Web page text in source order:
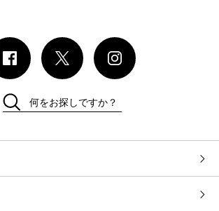
何をお探しですか？